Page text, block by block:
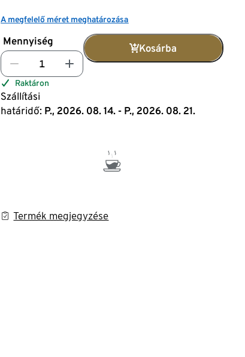
A megfelelő méret meghatározása
Mennyiség
Kosárba
Raktáron
Szállítási
határidő: P., 2026. 08. 14. - P., 2026. 08. 21.
Termék megjegyzése